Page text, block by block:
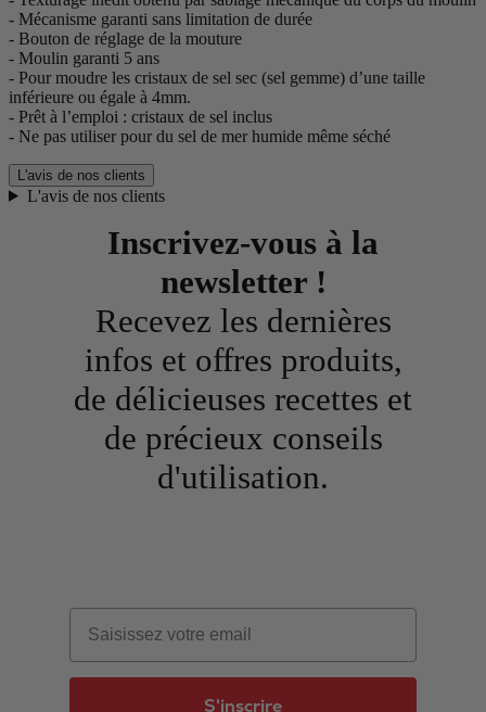
- Mécanisme garanti sans limitation de durée
- Bouton de réglage de la mouture
- Moulin garanti 5 ans
- Pour moudre les cristaux de sel sec (sel gemme) d’une taille
inférieure ou égale à 4mm.
- Prêt à l’emploi : cristaux de sel inclus
- Ne pas utiliser pour du sel de mer humide même séché
L'avis de nos clients
L'avis de nos clients
Inscrivez-vous à la
newsletter !
Recevez les dernières
infos et offres produits,
de délicieuses recettes et
de précieux conseils
d'utilisation.
Email
S'inscrire